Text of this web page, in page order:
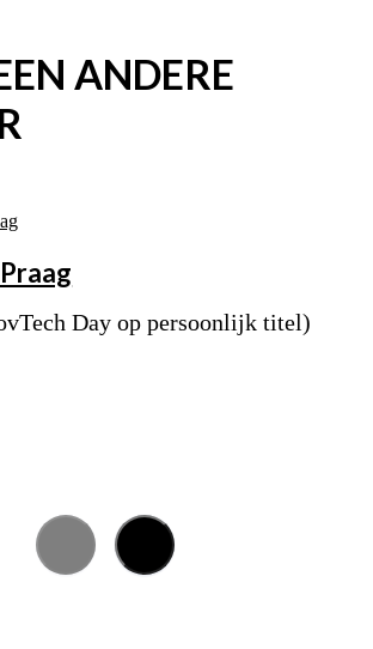
ANDERE
Day op persoonlijk titel)